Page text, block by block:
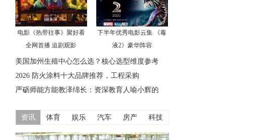
电影《热带往事》聚好看
全网首播 追剧观影
下半年优秀电影云集 《毒
液2》豪华阵容
美国加州生殖中心怎么选？核心选型维度参考
2026 防火涂料十大品牌推荐，工程采购
严砺师能方能教泽绵长：资深教育人喻小辉的
资讯 体育 娱乐 汽车 房产 科技